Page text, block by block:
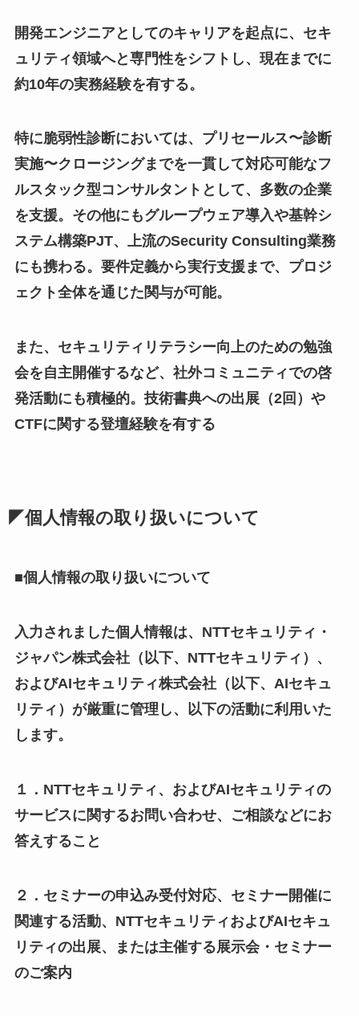
開発エンジニアとしてのキャリアを起点に、セキ
ュリティ領域へと専門性をシフトし、現在までに
約10年の実務経験を有する。
特に脆弱性診断においては、プリセールス〜診断
実施〜クロージングまでを一貫して対応可能なフ
ルスタック型コンサルタントとして、多数の企業
を支援。その他にもグループウェア導入や基幹シ
ステム構築PJT、上流のSecurity Consulting業務
にも携わる。要件定義から実行支援まで、プロジ
ェクト全体を通じた関与が可能。
また、セキュリティリテラシー向上のための勉強
会を自主開催するなど、社外コミュニティでの啓
発活動にも積極的。技術書典への出展（2回）や
CTFに関する登壇経験を有する
◤個人情報の取り扱いについて
■個人情報の取り扱いについて
入力されました個人情報は、NTTセキュリティ・
ジャパン株式会社（以下、NTTセキュリティ）、
およびAIセキュリティ株式会社（以下、AIセキュ
リティ）が厳重に管理し、以下の活動に利用いた
します。
１．NTTセキュリティ、およびAIセキュリティの
サービスに関するお問い合わせ、ご相談などにお
答えすること
２．セミナーの申込み受付対応、セミナー開催に
関連する活動、NTTセキュリティおよびAIセキュ
リティの出展、または主催する展示会・セミナー
のご案内